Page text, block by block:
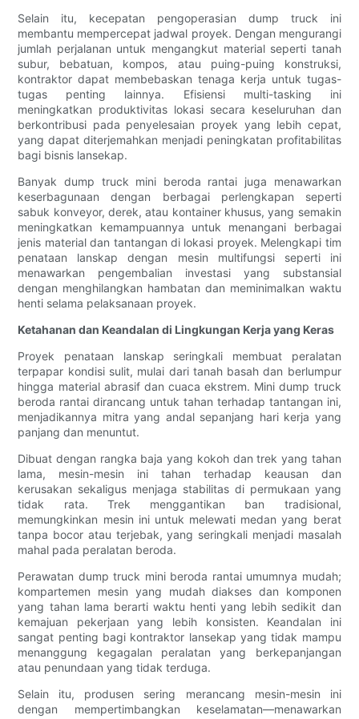
Selain itu, kecepatan pengoperasian dump truck ini
membantu mempercepat jadwal proyek. Dengan mengurangi
jumlah perjalanan untuk mengangkut material seperti tanah
subur, bebatuan, kompos, atau puing-puing konstruksi,
kontraktor dapat membebaskan tenaga kerja untuk tugas-
tugas penting lainnya. Efisiensi multi-tasking ini
meningkatkan produktivitas lokasi secara keseluruhan dan
berkontribusi pada penyelesaian proyek yang lebih cepat,
yang dapat diterjemahkan menjadi peningkatan profitabilitas
bagi bisnis lansekap.
Banyak dump truck mini beroda rantai juga menawarkan
keserbagunaan dengan berbagai perlengkapan seperti
sabuk konveyor, derek, atau kontainer khusus, yang semakin
meningkatkan kemampuannya untuk menangani berbagai
jenis material dan tantangan di lokasi proyek. Melengkapi tim
penataan lanskap dengan mesin multifungsi seperti ini
menawarkan pengembalian investasi yang substansial
dengan menghilangkan hambatan dan meminimalkan waktu
henti selama pelaksanaan proyek.
Ketahanan dan Keandalan di Lingkungan Kerja yang Keras
Proyek penataan lanskap seringkali membuat peralatan
terpapar kondisi sulit, mulai dari tanah basah dan berlumpur
hingga material abrasif dan cuaca ekstrem. Mini dump truck
beroda rantai dirancang untuk tahan terhadap tantangan ini,
menjadikannya mitra yang andal sepanjang hari kerja yang
panjang dan menuntut.
Dibuat dengan rangka baja yang kokoh dan trek yang tahan
lama, mesin-mesin ini tahan terhadap keausan dan
kerusakan sekaligus menjaga stabilitas di permukaan yang
tidak rata. Trek menggantikan ban tradisional,
memungkinkan mesin ini untuk melewati medan yang berat
tanpa bocor atau terjebak, yang seringkali menjadi masalah
mahal pada peralatan beroda.
Perawatan dump truck mini beroda rantai umumnya mudah;
kompartemen mesin yang mudah diakses dan komponen
yang tahan lama berarti waktu henti yang lebih sedikit dan
kemajuan pekerjaan yang lebih konsisten. Keandalan ini
sangat penting bagi kontraktor lansekap yang tidak mampu
menanggung kegagalan peralatan yang berkepanjangan
atau penundaan yang tidak terduga.
Selain itu, produsen sering merancang mesin-mesin ini
dengan mempertimbangkan keselamatan—menawarkan